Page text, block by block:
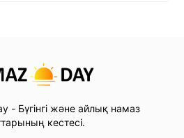
- Бүгінгі және айлық намаз
кестесі.